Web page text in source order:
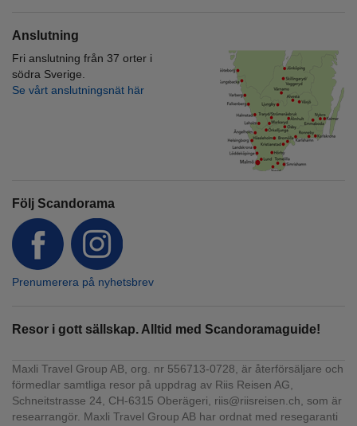
Anslutning
Fri anslutning från 37 orter i
södra Sverige.
Se vårt anslutningsnät här
Följ Scandorama
Prenumerera på nyhetsbrev
Resor i gott sällskap. Alltid med Scandoramaguide!
Maxli Travel Group AB, org. nr 556713-0728, är återförsäljare och
förmedlar samtliga resor på uppdrag av Riis Reisen AG,
Schneitstrasse 24, CH-6315 Oberägeri, riis@riisreisen.ch, som är
researrangör. Maxli Travel Group AB har ordnat med resegaranti